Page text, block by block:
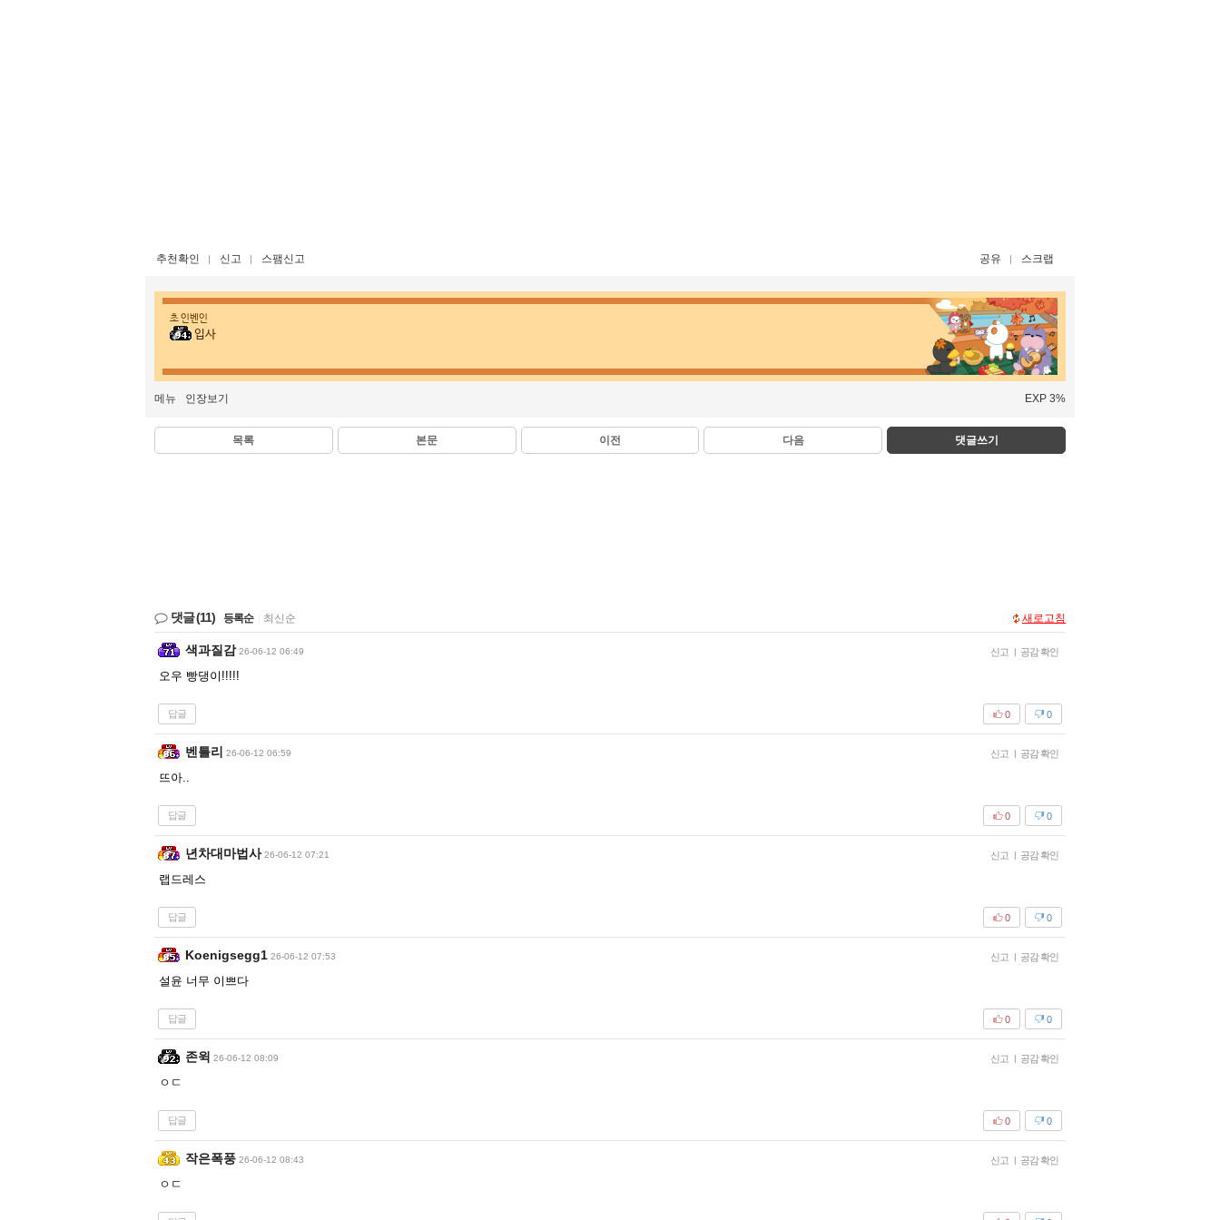
추천확인 신고 스팸신고 공유 스크랩
초 인벤인
입사
메뉴 인장보기 EXP 3%
목록 본문 이전 다음 댓글쓰기
댓글(11) 등록순 최신순 새로고침
색과질감 26-06-12 06:49 신고 | 공감 확인
오우 빵댕이!!!!!
답글 0
0
벤틀리 26-06-12 06:59 신고 | 공감 확인
뜨아..
답글 0
0
년차대마법사 26-06-12 07:21 신고 | 공감 확인
랩드레스
답글 0
0
Koenigsegg1 26-06-12 07:53 신고 | 공감 확인
설윤 너무 이쁘다
답글 0
0
존윅 26-06-12 08:09 신고 | 공감 확인
ㅇㄷ
답글 0
0
작은폭풍 26-06-12 08:43 신고 | 공감 확인
ㅇㄷ